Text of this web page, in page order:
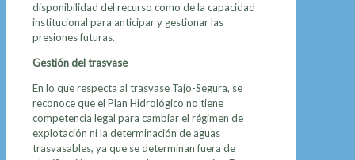
disponibilidad del recurso como de la capacidad
institucional para anticipar y gestionar las
presiones futuras.
Gestión del trasvase
En lo que respecta al trasvase Tajo-Segura, se
reconoce que el Plan Hidrológico no tiene
competencia legal para cambiar el régimen de
explotación ni la determinación de aguas
trasvasables, ya que se determinan fuera de